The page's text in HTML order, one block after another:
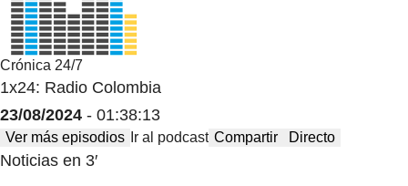
Crónica 24/7
1x24: Radio Colombia
23/08/2024 - 01:38:13
Ver más episodios Ir al podcast Compartir Directo
Noticias en 3′